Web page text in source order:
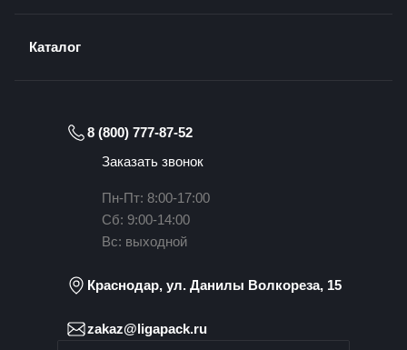
Каталог
8 (800) 777-87-52
Заказать звонок
Пн-Пт: 8:00-17:00
Сб: 9:00-14:00
Вс: выходной
Краснодар, ул. Данилы Волкореза, 15
zakaz@ligapack.ru